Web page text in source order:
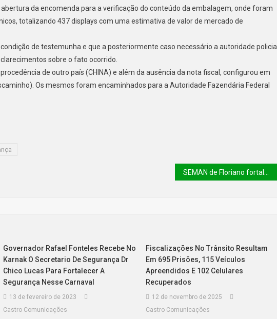
da encomenda para a verificação do conteúdo da embalagem, onde foram
totalizando 437 displays com uma estimativa de valor de mercado de
de testemunha e que a posteriormente caso necessário a autoridade policial
sobre o fato ocorrido.
de outro país (CHINA) e além da ausência da nota fiscal, configurou em
Os mesmos foram encaminhados para a Autoridade Fazendária Federal
Governador Rafael Fonteles Recebe No
Karnak O Secretario De Segurança Dr
Chico Lucas Para Fortalecer A
Segurança Nesse Carnaval
13 de fevereiro de 2023
Castro Comunicações
Fiscalizações No Trânsito Resultam
Em 695 Prisões, 115 Veículos
Apreendidos E 102 Celulares
Recuperados
12 de novembro de 2025
Castro Comunicações